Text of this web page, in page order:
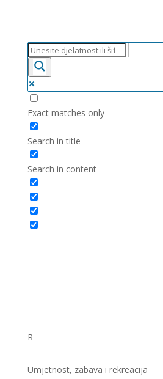
Exact matches only
Search in title
Search in content
R
Umjetnost, zabava i rekreacija